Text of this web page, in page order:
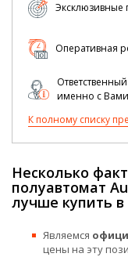
Эксклюзивные
Оперативная
именно с
К полному списку
Несколько
полуавтомат
лучше купить
Являемся
цены на эту